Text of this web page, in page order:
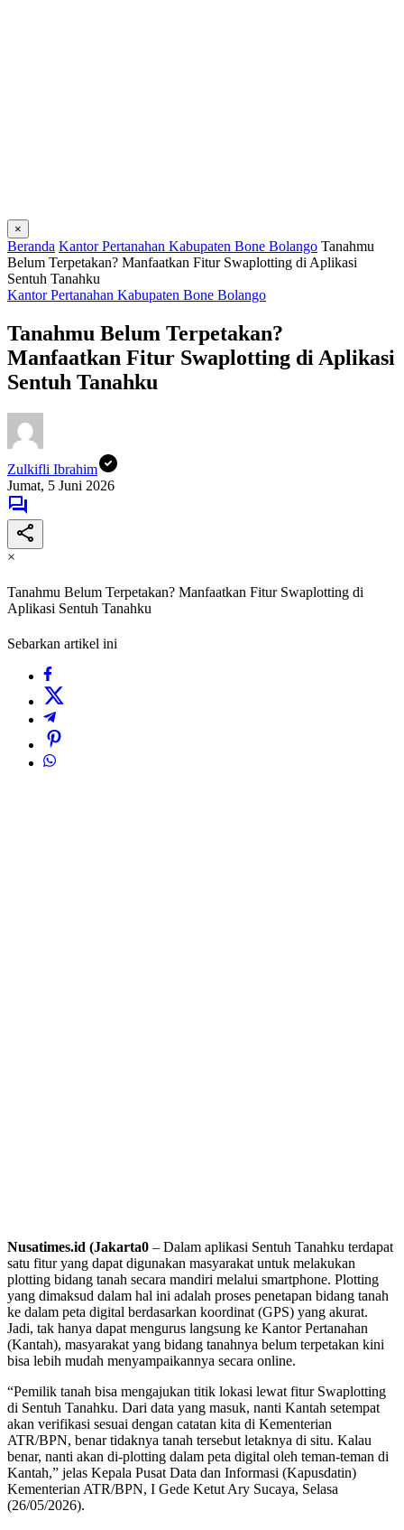
×
Beranda Kantor Pertanahan Kabupaten Bone Bolango Tanahmu
Belum Terpetakan? Manfaatkan Fitur Swaplotting di Aplikasi
Sentuh Tanahku
Kantor Pertanahan Kabupaten Bone Bolango
Tanahmu Belum Terpetakan?
Manfaatkan Fitur Swaplotting di Aplikasi
Sentuh Tanahku
Zulkifli Ibrahim
Jumat, 5 Juni 2026
×
Tanahmu Belum Terpetakan? Manfaatkan Fitur Swaplotting di
Aplikasi Sentuh Tanahku
Sebarkan artikel ini
Nusatimes.id (​Jakarta0 – Dalam aplikasi Sentuh Tanahku terdapat
satu fitur yang dapat digunakan masyarakat untuk melakukan
plotting bidang tanah secara mandiri melalui smartphone. Plotting
yang dimaksud dalam hal ini adalah proses penetapan bidang tanah
ke dalam peta digital berdasarkan koordinat (GPS) yang akurat.
Jadi, tak hanya dapat mengurus langsung ke Kantor Pertanahan
(Kantah), masyarakat yang bidang tanahnya belum terpetakan kini
bisa lebih mudah menyampaikannya secara online.
“Pemilik tanah bisa mengajukan titik lokasi lewat fitur Swaplotting
di Sentuh Tanahku. Dari data yang masuk, nanti Kantah setempat
akan verifikasi sesuai dengan catatan kita di Kementerian
ATR/BPN, benar tidaknya tanah tersebut letaknya di situ. Kalau
benar, nanti akan di-plotting dalam peta digital oleh teman-teman di
Kantah,” jelas Kepala Pusat Data dan Informasi (Kapusdatin)
Kementerian ATR/BPN, I Gede Ketut Ary Sucaya, Selasa
(26/05/2026).